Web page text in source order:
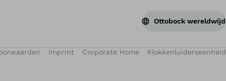
Ottobock wereldwijd
Imprint Corporate Home Klokkenluiderseenheid